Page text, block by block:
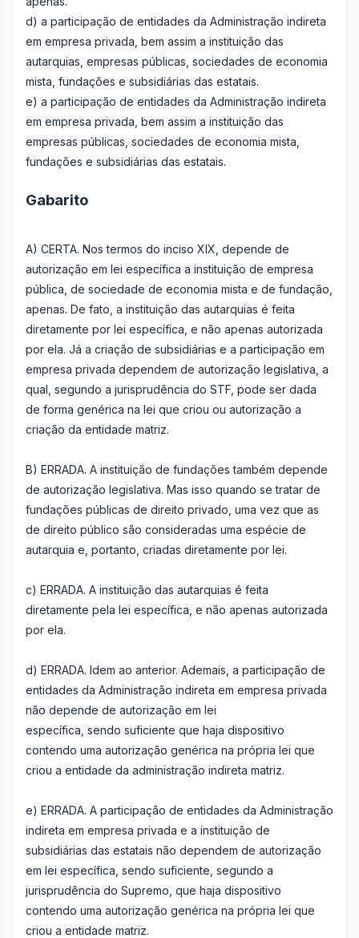
d) a participação de entidades da Administração indireta
em empresa privada, bem assim a instituição das
autarquias, empresas públicas, sociedades de economia
mista, fundações e subsidiárias das estatais.
e) a participação de entidades da Administração indireta
em empresa privada, bem assim a instituição das
empresas públicas, sociedades de economia mista,
fundações e subsidiárias das estatais.
Gabarito
A) CERTA. Nos termos do inciso XIX, depende de
autorização em lei específica a instituição de empresa
pública, de sociedade de economia mista e de fundação,
apenas. De fato, a instituição das autarquias é feita
diretamente por lei específica, e não apenas autorizada
por ela. Já a criação de subsidiárias e a participação em
empresa privada dependem de autorização legislativa, a
qual, segundo a jurisprudência do STF, pode ser dada
de forma genérica na lei que criou ou autorização a
criação da entidade matriz.
B) ERRADA. A instituição de fundações também depende
de autorização legislativa. Mas isso quando se tratar de
fundações públicas de direito privado, uma vez que as
de direito público são consideradas uma espécie de
autarquia e, portanto, criadas diretamente por lei.
c) ERRADA. A instituição das autarquias é feita
diretamente pela lei específica, e não apenas autorizada
por ela.
d) ERRADA. Idem ao anterior. Ademais, a participação de
entidades da Administração indireta em empresa privada
não depende de autorização em lei
específica, sendo suficiente que haja dispositivo
contendo uma autorização genérica na própria lei que
criou a entidade da administração indireta matriz.
e) ERRADA. A participação de entidades da Administração
indireta em empresa privada e a instituição de
subsidiárias das estatais não dependem de autorização
em lei específica, sendo suficiente, segundo a
jurisprudência do Supremo, que haja dispositivo
contendo uma autorização genérica na própria lei que
criou a entidade matriz.